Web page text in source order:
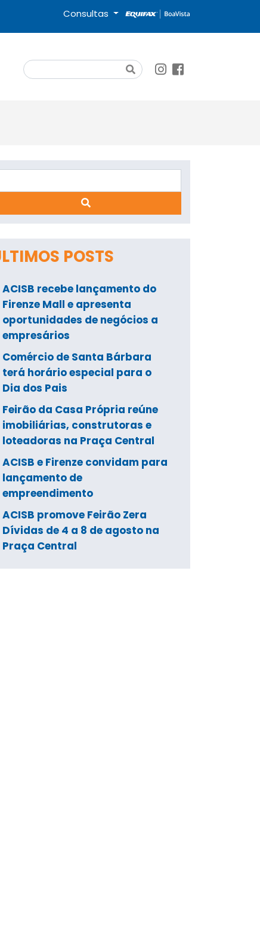
Consultas
Search
POSTS
ACISB recebe lançamento do
Firenze Mall e apresenta
oportunidades de negócios a
empresários
Comércio de Santa Bárbara
terá horário especial para o
Dia dos Pais
Feirão da Casa Própria reúne
imobiliárias, construtoras e
loteadoras na Praça Central
ACISB e Firenze convidam para
lançamento de
empreendimento
ACISB promove Feirão Zera
Dívidas de 4 a 8 de agosto na
Praça Central